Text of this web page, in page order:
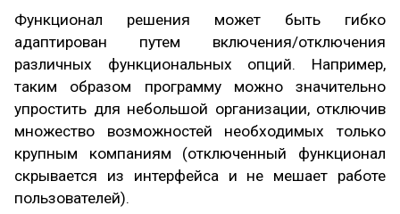
Функционал решения может быть гибко
адаптирован путем включения/отключения
различных функциональных опций. Например,
таким образом программу можно значительно
упростить для небольшой организации, отключив
множество возможностей необходимых только
крупным компаниям (отключенный функционал
скрывается из интерфейса и не мешает работе
пользователей).